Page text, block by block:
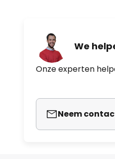
We
Onze experten
Neem